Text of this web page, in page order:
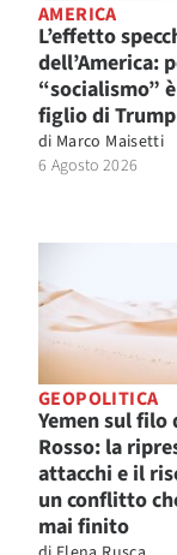
AMERICA
L’effetto
dell’America:
“socialismo”
figlio di Trump
di Marco Maisetti
6 Agosto 2026
GEOPOLITICA
Yemen sul filo
Rosso: la
attacchi e il
un conflitto
mai finito